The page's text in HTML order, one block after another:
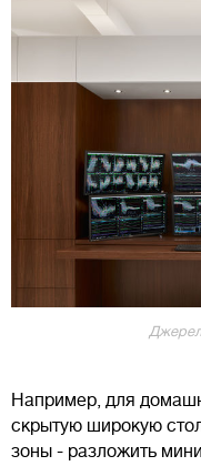
Например, для
скрытую широкую
зоны - разложить